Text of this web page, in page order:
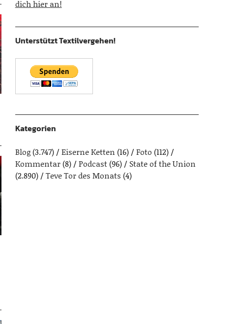
dich hier an!
Unterstützt Textilvergehen!
Kategorien
Blog(3.747) Eiserne Ketten (16) Foto (112)
Kommentar(8) Podcast(96)
State of the Union
(2.890)
Teve Tor des Monats (4)